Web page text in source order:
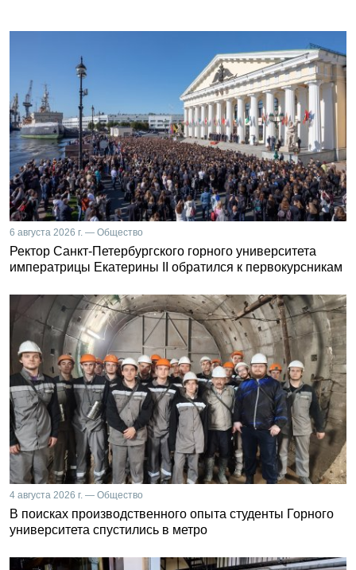
6 августа 2026 г. — Общество
Ректор Санкт-Петербургского горного университета
императрицы Екатерины II обратился к первокурсникам
4 августа 2026 г. — Общество
В поисках производственного опыта студенты Горного
университета спустились в метро